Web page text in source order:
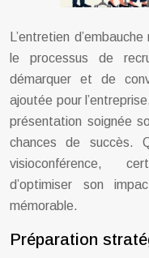
L’entretien
le processus de
démarquer et de
ajoutée pour
présentation soignée
chances de succès.
visioconférence,
d’optimiser son
mémorable.
Préparation